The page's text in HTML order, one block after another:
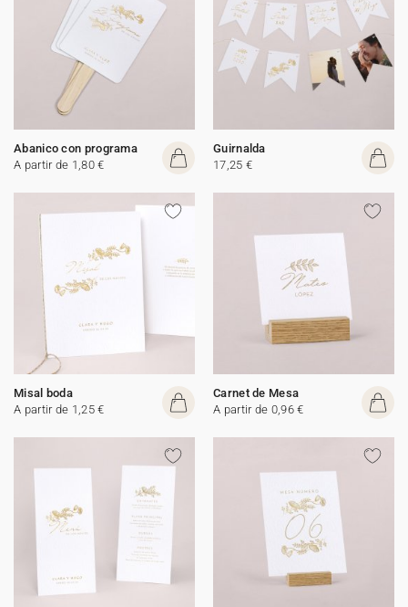
Abanico con programa
A partir de 1,80 €
Guirnalda
17,25 €
Misal boda
A partir de 1,25 €
Carnet de Mesa
A partir de 0,96 €